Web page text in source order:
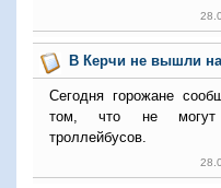
В Керчи не вышли
Сегодня горожане
том, что не могут
троллейбусов.